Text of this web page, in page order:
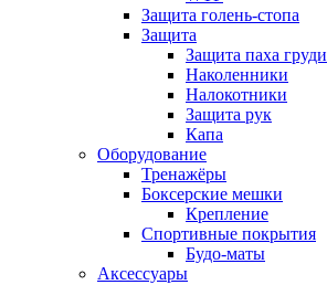
Защита голень-стопа
Защита
Защита паха груди
Наколенники
Налокотники
Защита рук
Капа
Оборудование
Тренажёры
Боксерские мешки
Крепление
Спортивные покрытия
Будо-маты
Аксессуары